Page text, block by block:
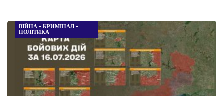
ВІЙНА • КРИМІНАЛ •
ПОЛІТИКА